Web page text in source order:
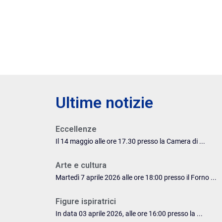
Ultime notizie
Eccellenze
Il 14 maggio alle ore 17.30 presso la Camera di ...
Arte e cultura
Martedì 7 aprile 2026 alle ore 18:00 presso il Forno ...
Figure ispiratrici
In data 03 aprile 2026, alle ore 16:00 presso la ...